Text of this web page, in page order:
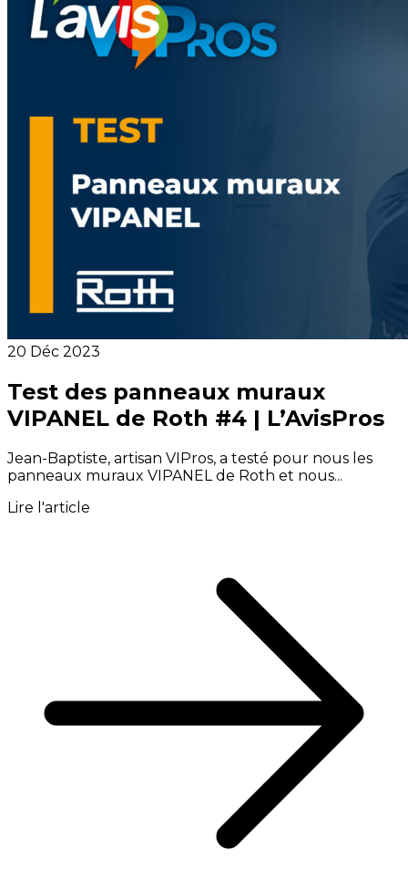
20 Déc 2023
Test des panneaux muraux
VIPANEL de Roth #4 | L’AvisPros
Jean-Baptiste, artisan VIPros, a testé pour nous les
panneaux muraux VIPANEL de Roth et nous...
Lire l'article